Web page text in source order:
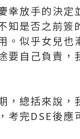
幸放手的決定
知是否之前
。似乎女兒也
要自己負責，
，總括來說，
考完DSE後應